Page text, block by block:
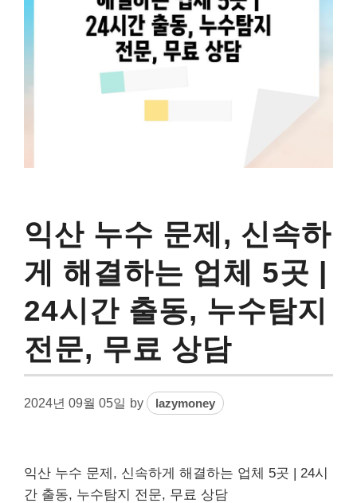
익산 누수 문제, 신속하
게 해결하는 업체 5곳 |
24시간 출동, 누수탐지
전문, 무료 상담
2024년 09월 05일 by lazymoney
익산 누수 문제, 신속하게 해결하는 업체 5곳 | 24시
간 출동, 누수탐지 전문, 무료 상담